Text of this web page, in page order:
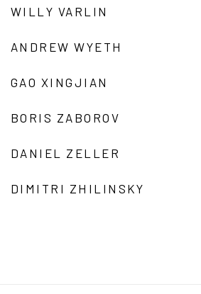
WILLY VARLIN
ANDREW WYETH
GAO XINGJIAN
BORIS ZABOROV
DANIEL ZELLER
DIMITRI ZHILINSKY